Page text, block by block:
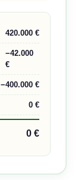
420.000 €
−42.000
€
−400.000 €
0 €
0 €